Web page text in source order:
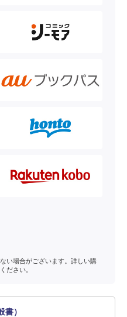
い場合がございます。詳しい購
ださい。
書）